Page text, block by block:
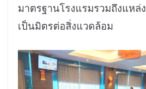
มาตรฐานโรงแรมรวมถึงแหล่
เป็นมิตรต่อสิ่งแวดล้อม